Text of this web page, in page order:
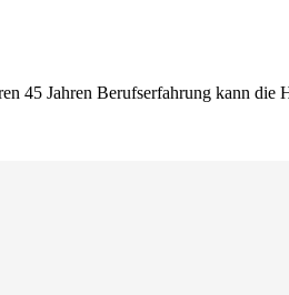
45 Jahren Berufserfahrung kann die